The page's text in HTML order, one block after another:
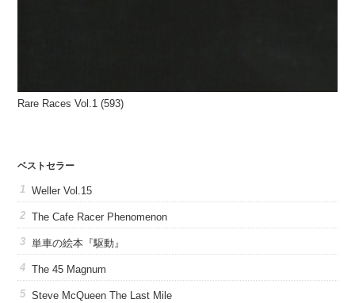
Rare Races Vol.1 (593)
ベストセラー
Weller Vol.15
The Cafe Racer Phenomenon
単車の絵本『駆動』
The 45 Magnum
Steve McQueen The Last Mile